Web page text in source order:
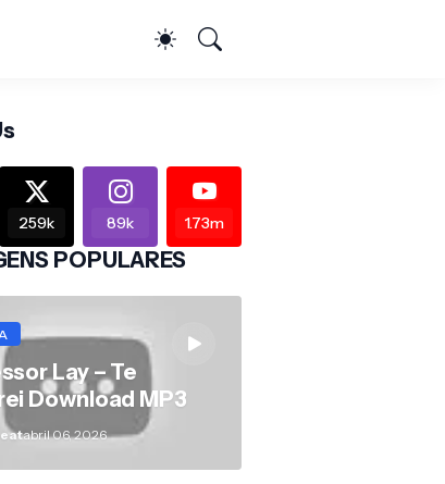
259k 89k 1.73m
POPULARES
Lay – Te
Download MP3
abril 06, 2026